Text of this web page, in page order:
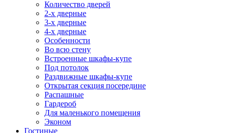
Количество дверей
2-х дверные
3-х дверные
4-х дверные
Особенности
Во всю стену
Встроенные шкафы-купе
Под потолок
Раздвижные шкафы-купе
Открытая секция посередине
Распашные
Гардероб
Для маленького помещения
Эконом
Гостиные